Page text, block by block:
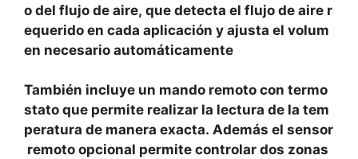
o del flujo de aire, que detecta el flujo de aire r
equerido en cada aplicación y ajusta el volum
en necesario automáticamente
También incluye un mando remoto con termo
stato que permite realizar la lectura de la tem
peratura de manera exacta. Además el sensor
remoto opcional permite controlar dos zonas